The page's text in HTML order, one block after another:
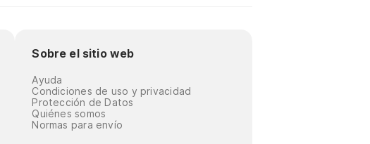
Sobre el sitio web
Ayuda
Condiciones de uso y privacidad
Protección de Datos
Quiénes somos
Normas para envío